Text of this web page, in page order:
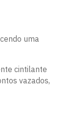
uma
cintilante
vazados,